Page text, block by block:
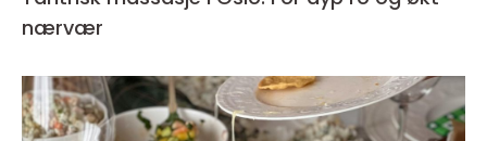
nærvær